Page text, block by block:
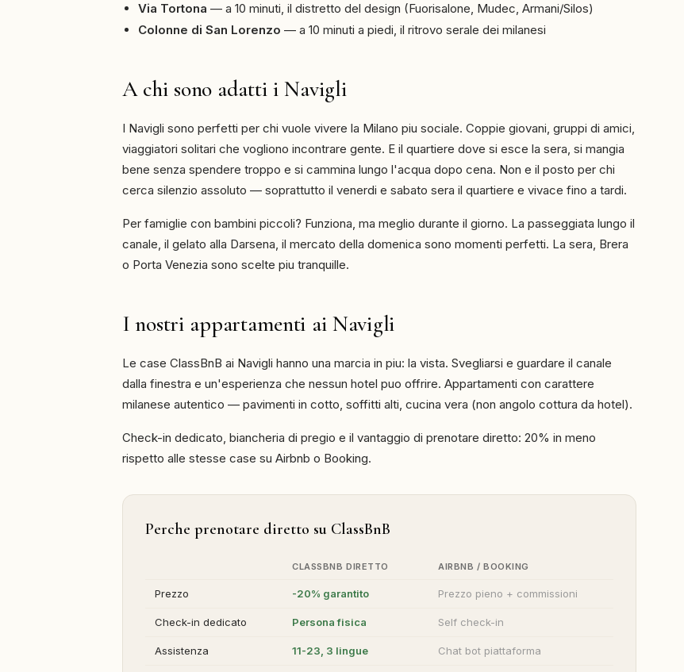
Via Tortona — a 10 minuti, il distretto del design (Fuorisalone, Mudec, Armani/Silos)
Colonne di San Lorenzo — a 10 minuti a piedi, il ritrovo serale dei milanesi
A chi sono adatti i Navigli
I Navigli sono perfetti per chi vuole vivere la Milano piu sociale. Coppie giovani, gruppi di amici,
viaggiatori solitari che vogliono incontrare gente. E il quartiere dove si esce la sera, si mangia
bene senza spendere troppo e si cammina lungo l'acqua dopo cena. Non e il posto per chi
cerca silenzio assoluto — soprattutto il venerdi e sabato sera il quartiere e vivace fino a tardi.
Per famiglie con bambini piccoli? Funziona, ma meglio durante il giorno. La passeggiata lungo il
canale, il gelato alla Darsena, il mercato della domenica sono momenti perfetti. La sera, Brera
o Porta Venezia sono scelte piu tranquille.
I nostri appartamenti ai Navigli
Le case ClassBnB ai Navigli hanno una marcia in piu: la vista. Svegliarsi e guardare il canale
dalla finestra e un'esperienza che nessun hotel puo offrire. Appartamenti con carattere
milanese autentico — pavimenti in cotto, soffitti alti, cucina vera (non angolo cottura da hotel).
Check-in dedicato, biancheria di pregio e il vantaggio di prenotare diretto: 20% in meno
rispetto alle stesse case su Airbnb o Booking.
Perche prenotare diretto su ClassBnB
CLASSBNB DIRETTO AIRBNB / BOOKING
Prezzo -20% garantito Prezzo pieno + commissioni
Check-in dedicato Persona fisica Self check-in
Assistenza 11-23, 3 lingue Chat bot piattaforma